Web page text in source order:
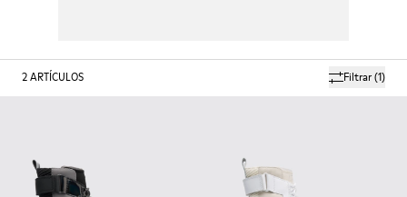
Filtrar(1)
2ARTÍCULOS